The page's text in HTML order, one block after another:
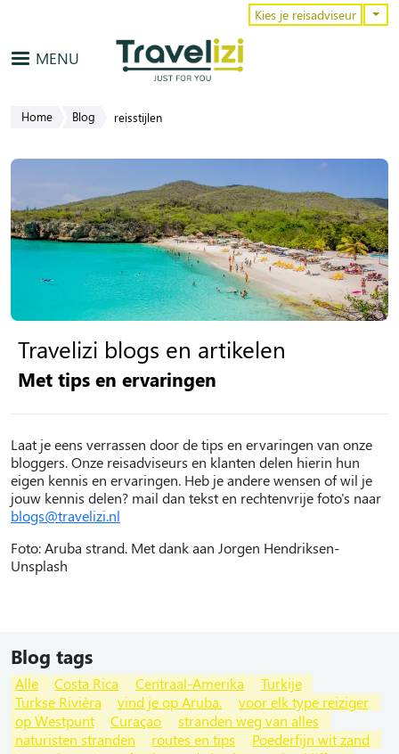
Overslaan en naar de inhoud gaan
MENU
Kies je reisadviseur
Home Blog reisstijlen
Travelizi blogs en artikelen
Met tips en ervaringen
Laat je eens verrassen door de tips en ervaringen van onze
bloggers. Onze reisadviseurs en klanten delen hierin hun
eigen kennis en ervaringen. Heb je andere wensen of wil je
jouw kennis delen? mail dan tekst en rechtenvrije foto's naar
blogs@travelizi.nl
Foto: Aruba strand. Met dank aan Jorgen Hendriksen-
Unsplash
Blog tags
Alle Costa Rica Centraal-Amerika
Turkije
Turkse Rivièra
vind je op Aruba.
voor elk type reiziger
op Westpunt
Curaçao
stranden weg van alles
naturisten stranden
routes en tips
Poederfijn wit zand